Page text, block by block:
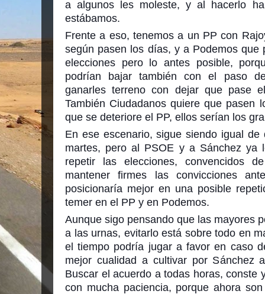
a algunos les moleste, y al hacerlo
estábamos.
Frente a eso, tenemos a un PP con
según pasen los días, y a Podemos que
elecciones pero lo antes posible,
podrían bajar también con el paso
ganarles terreno con dejar que pase
También Ciudadanos quiere que pasen
que se deteriore el PP, ellos serían los
En ese escenario, sigue siendo igual
martes, pero al PSOE y a Sánchez ya
repetir las elecciones, convencidos
mantener firmes las convicciones
posicionaría mejor en una posible
temer en el PP y en Podemos.
Aunque sigo pensando que las mayores
a las urnas, evitarlo está sobre todo en
el tiempo podría jugar a favor en caso
mejor cualidad a cultivar por Sánchez
Buscar el acuerdo a todas horas, conste
con mucha paciencia, porque ahora